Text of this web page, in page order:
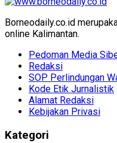
Borneodaily.co.id
online Kalimantan.
Pedoman Media
Redaksi
SOP Perlindungan
Kode Etik Jurnalistik
Alamat Redaksi
Kebijakan Privasi
Kategori